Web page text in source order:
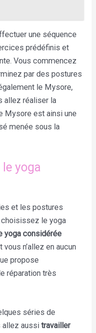
une séquence
prédéfinis et
Vous commencez
par des postures
le Mysore,
allez réaliser la
Mysore est ainsi une
menée sous la
yoga
et les postures
le yoga
yoga considérée
vous n’allez en aucun
propose
réparation très
séries de
allez aussitravailler